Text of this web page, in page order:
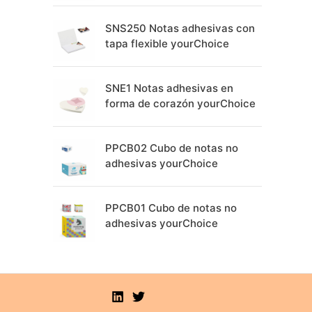
SNS250 Notas adhesivas con
tapa flexible yourChoice
SNE1 Notas adhesivas en
forma de corazón yourChoice
PPCB02 Cubo de notas no
adhesivas yourChoice
PPCB01 Cubo de notas no
adhesivas yourChoice